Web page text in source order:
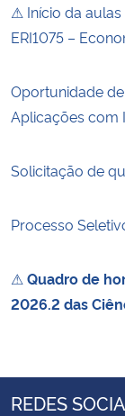
⚠ Início da
ERI1075 –
Oportunidade
Aplicações com
Solicitação de
Processo
⚠ Quadro de
2026.2 das
REDES